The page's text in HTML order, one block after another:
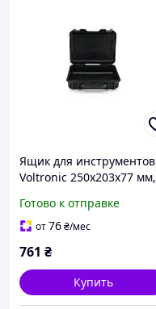
Ящик для инструментов
Voltronic 250x203x77 мм,
235x165x68 мм (MG6235)
(y765250)
Готово к отправке
от76₴/мес
761 ₴
Купить